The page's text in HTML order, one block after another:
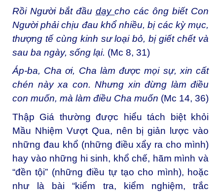
Rồi Người bắt đầu dạycho các ông biết Con
Người phải chịu đau khổ nhiều, bị các kỳ mục,
thượng tế cùng kinh sư loại bỏ, bị giết chết và
sau ba ngày, sống lại. (Mc 8, 31)
Áp-ba, Cha ơi, Cha làm được mọi sự, xin cất
chén này xa con. Nhưng xin đừng làm điều
con muốn, mà làm điều Cha muốn (Mc 14, 36)
Thập Giá thường được hiểu tách biệt khỏi
Mầu Nhiệm Vượt Qua, nên bị giản lược vào
những đau khổ (những điều xẩy ra cho mình)
hay vào những hi sinh, khổ chế, hãm mình và
“đền tội” (những điều tự tạo cho mình), hoặc
như là bài “kiểm tra, kiểm nghiệm, trắc